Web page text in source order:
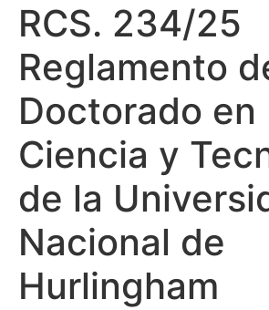
RCS. 234/25
Reglamento
Doctorado en
Ciencia y
de la
Nacional de
Hurlingham